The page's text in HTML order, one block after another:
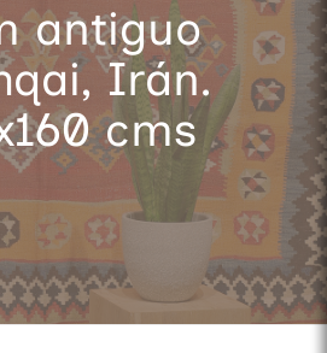
antiguo
Irán.
cms